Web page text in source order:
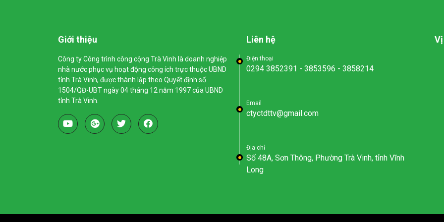
Giới thiệu
Công ty Công trình công cộng Trà Vinh là doanh nghiệp
nhà nước phục vụ hoạt động công ích trực thuộc UBND
tỉnh Trà Vinh, được thành lập theo Quyết định số
1504/QĐ-UBT ngày 04 tháng 12 năm 1997 của UBND
tỉnh Trà Vinh.
Liên hệ
Điện thoại
0294 3852391 - 3853596 - 3858214
Email
ctyctdttv@gmail.com
Địa chỉ
Số 48A, Sơn Thông, Phường Trà Vinh, tỉnh Vĩnh
Long